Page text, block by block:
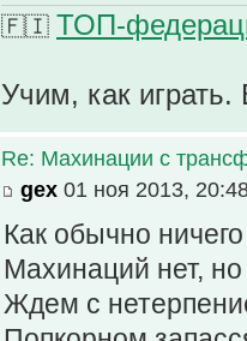
🇫🇮 ТОП-
Учим, как играть.
Re: Махинации с
gex 01 ноя 2013,
Как обычно
Махинаций нет,
Ждем с